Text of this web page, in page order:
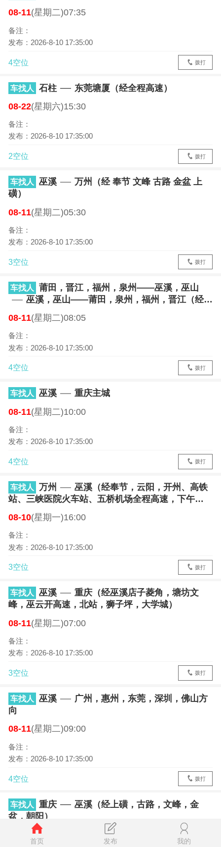
08-11(星期二)07:35
备注：
发布：2026-8-10 17:35:00
4空位 拨打
车找人 石柱
东莞塘厦（经全程高速）
08-22(星期六)15:30
备注：
发布：2026-8-10 17:35:00
2空位 拨打
车找人 巫溪
万州（经 奉节 文峰 古路 金盆 上
磺）
08-11(星期二)05:30
备注：
发布：2026-8-10 17:35:00
3空位 拨打
车找人
莆田，晋江，福州，泉州——巫溪，巫山
巫溪，巫山——莆田，泉州，福州，晋江（经巫
山 宜昌 武汉 九江 南昌 三明 福州 晋江 南安 石狮 龙
岩 漳州 厦门）
08-11(星期二)08:05
备注：
发布：2026-8-10 17:35:00
4空位 拨打
车找人 巫溪
重庆主城
08-11(星期二)10:00
备注：
发布：2026-8-10 17:35:00
4空位 拨打
车找人 万州
巫溪（经奉节，云阳，开州、高铁
站、三峡医院火车站、五桥机场全程高速，下午
16：00点左右准时走）
08-10(星期一)16:00
备注：
发布：2026-8-10 17:35:00
3空位 拨打
车找人 巫溪
重庆（经巫溪店子菱角，塘坊文
峰，巫云开高速，北站，狮子坪，大学城）
08-11(星期二)07:00
备注：
发布：2026-8-10 17:35:00
3空位 拨打
车找人 巫溪
广州，惠州，东莞，深圳，佛山方
向
08-11(星期二)09:00
备注：
发布：2026-8-10 17:35:00
4空位 拨打
车找人 重庆
巫溪（经上磺，古路，文峰，金
盆，朝阳）
(星期一)18:30
首页 发布 我的